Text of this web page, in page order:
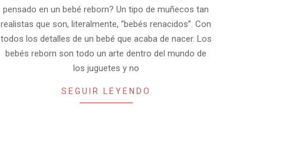
pensado en un bebé reborn? Un tipo de muñecos tan
realistas que son, literalmente, “bebés renacidos”. Con
todos los detalles de un bebé que acaba de nacer. Los
bebés reborn son todo un arte dentro del mundo de
los juguetes y no
SEGUIR LEYENDO